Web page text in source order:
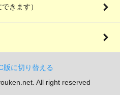
きます）
版に切り替える
All right reserved